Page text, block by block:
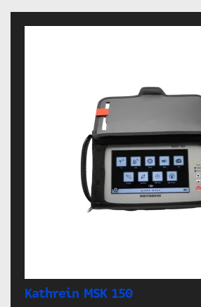
Kathrein MSK 150